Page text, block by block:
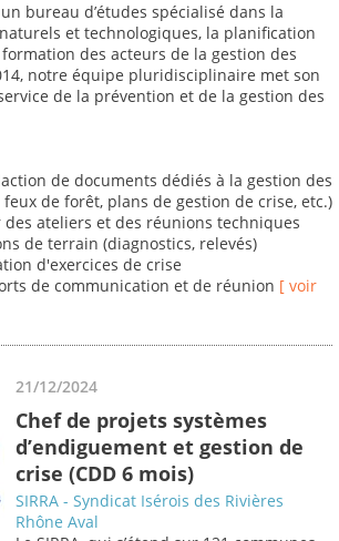
bureau d’études spécialisé dans la
et technologiques, la planification
des acteurs de la gestion des
notre équipe pluridisciplinaire met son
de la prévention et de la gestion des
de documents dédiés à la gestion des
feux de forêt, plans de gestion de crise, etc.)
ateliers et des réunions techniques
de terrain (diagnostics, relevés)
d'exercices de crise
de communication et de réunion [ voir
21/12/2024
Chef de projets systèmes
d’endiguement et gestion de
crise (CDD 6 mois)
SIRRA - Syndicat Isérois des Rivières
Rhône Aval